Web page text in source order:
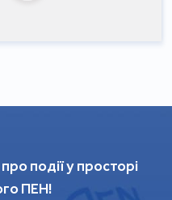
події у просторі
ПЕН!